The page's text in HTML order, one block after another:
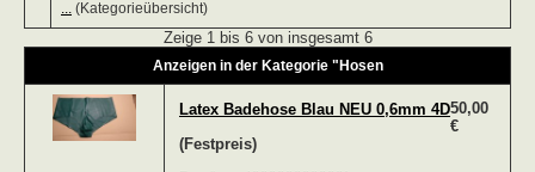
... (Kategorieübersicht)
Zeige 1 bis 6 von insgesamt 6
Anzeigen in der Kategorie "Hosen
Latex Badehose Blau NEU 0,6mm 4D50,00
€
(Festpreis)